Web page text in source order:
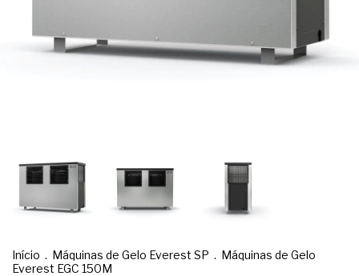
Início . Máquinas de Gelo Everest SP . Máquinas de Gelo
Everest EGC 150M